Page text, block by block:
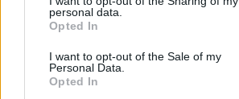
personal data.
Opted In
I want to opt-out of the Sale of my
Personal Data.
Opted In